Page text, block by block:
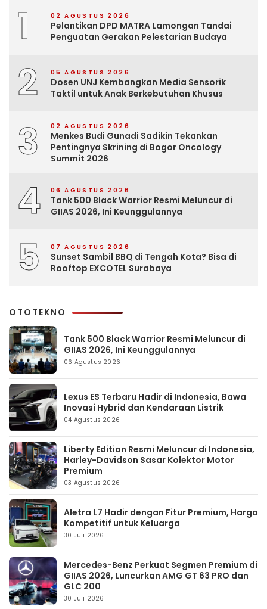
1 02 AGUSTUS 2026
Pelantikan DPD MATRA Lamongan Tandai
Penguatan Gerakan Pelestarian Budaya
2 05 AGUSTUS 2026
Dosen UNJ Kembangkan Media Sensorik
Taktil untuk Anak Berkebutuhan Khusus
3 02 AGUSTUS 2026
Menkes Budi Gunadi Sadikin Tekankan
Pentingnya Skrining di Bogor Oncology
Summit 2026
4 06 AGUSTUS 2026
Tank 500 Black Warrior Resmi Meluncur di
GIIAS 2026, Ini Keunggulannya
5 07 AGUSTUS 2026
Sunset Sambil BBQ di Tengah Kota? Bisa di
Rooftop EXCOTEL Surabaya
OTOTEKNO
Tank 500 Black Warrior Resmi Meluncur di
GIIAS 2026, Ini Keunggulannya
06 Agustus 2026
Lexus ES Terbaru Hadir di Indonesia, Bawa
Inovasi Hybrid dan Kendaraan Listrik
04 Agustus 2026
Liberty Edition Resmi Meluncur di Indonesia,
Harley-Davidson Sasar Kolektor Motor
Premium
03 Agustus 2026
Aletra L7 Hadir dengan Fitur Premium, Harga
Kompetitif untuk Keluarga
30 Juli 2026
Mercedes-Benz Perkuat Segmen Premium di
GIIAS 2026, Luncurkan AMG GT 63 PRO dan
GLC 200
30 Juli 2026